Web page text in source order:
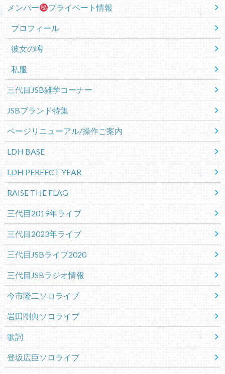
メンバー プライベート情報
プロフィール
彼女の噂
私服
三代目JSB雑学コーナー
JSBブランド特集
ページリニューアル/操作ご案内
LDH BASE
LDH PERFECT YEAR
RAISE THE FLAG
三代目2019年ライブ
三代目2023年ライブ
三代目JSBライブ2020
三代目JSBラジオ情報
今市隆二ソロライブ
岩田剛典ソロライブ
歌詞
登坂広臣ソロライブ